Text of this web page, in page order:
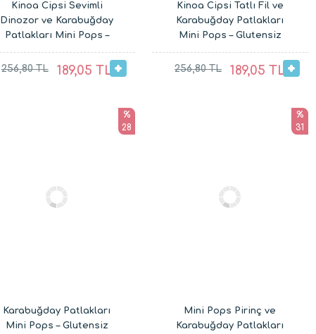
Kinoa Cipsi Sevimli
Dinozor ve Karabuğday
Patlakları Mini Pops –
Glutensiz Vegan Çocuk
Atıştırmalıkları (20G ve
256,80 TL 189,05 TL
Kinoa Cipsi Tatlı Fil ve
Karabuğday Patlakları
Mini Pops – Glutensiz
Vegan Çocuk
Atıştırmalıkları (20G ve
256,80 TL 189,05 TL
%
28
Karabuğday Patlakları
Mini Pops – Glutensiz
%
31
Mini Pops Pirinç ve
Karabuğday Patlakları